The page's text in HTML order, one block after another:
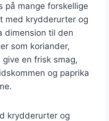
på mange forskellige
med krydderurter og
dimension til den
som koriander,
en frisk smag,
og paprika
krydderurter og